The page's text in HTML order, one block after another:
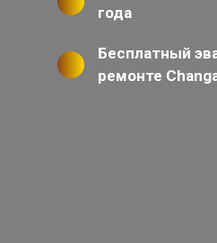
года
Бесплатный
ремонте